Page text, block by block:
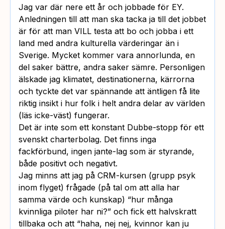
Jag var där nere ett år och jobbade för EY.
Anledningen till att man ska tacka ja till det jobbet
är för att man VILL testa att bo och jobba i ett
land med andra kulturella värderingar än i
Sverige. Mycket kommer vara annorlunda, en
del saker bättre, andra saker sämre. Personligen
älskade jag klimatet, destinationerna, kärrorna
och tyckte det var spännande att äntligen få lite
riktig insikt i hur folk i helt andra delar av världen
(läs icke-väst) fungerar.
Det är inte som ett konstant Dubbe-stopp för ett
svenskt charterbolag. Det finns inga
fackförbund, ingen jante-lag som är styrande,
både positivt och negativt.
Jag minns att jag på CRM-kursen (grupp psyk
inom flyget) frågade (på tal om att alla har
samma värde och kunskap) “hur många
kvinnliga piloter har ni?” och fick ett halvskratt
tillbaka och att “haha, nej nej, kvinnor kan ju